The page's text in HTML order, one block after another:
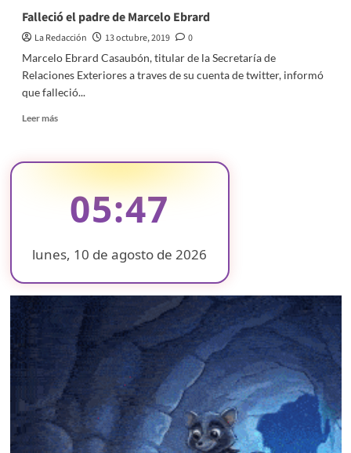
a
un
hombre
posesión
ilegal
grueso
calibre
Falleció el padre de Marcelo Ebrard
La Redacción 13 octubre, 2019
0
Marcelo Ebrard Casaubón, titular de la Secretaría de
Relaciones Exteriores a traves de su cuenta de twitter, informó
que falleció...
Leer másRead
Falleció
Marcelo
05:47
lunes, 10 de agosto de 2026
❄
❄
❄
❄
❄